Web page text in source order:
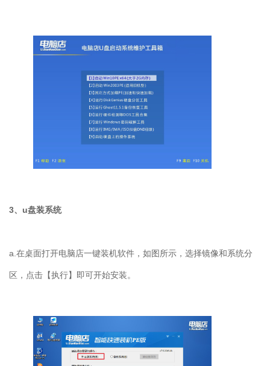
3、u盘装系统
a.在桌面打开电脑店一键装机软件，如图所示，选择镜像和系统分
区，点击【执行】即可开始安装。